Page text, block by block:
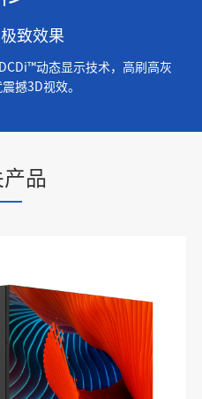
致效果
动态显示技术，高刷高灰
撼3D视效。
品